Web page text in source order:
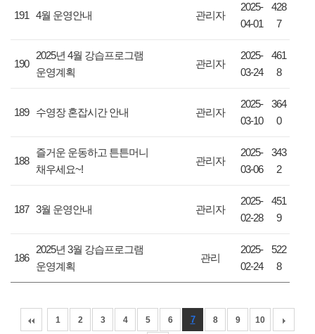
191 4월 운영안내 관리자
2025-
04-01
428
7
190
2025년 4월 강습프로그램
운영계획
관리자
2025-
03-24
461
8
189 수영장 혼잡시간 안내 관리자
2025-
03-10
364
0
188
즐거운 운동하고 튼튼머니
채우세요~!
관리자
2025-
03-06
343
2
187 3월 운영안내 관리자
2025-
02-28
451
9
186
2025년 3월 강습프로그램
운영계획
관리
2025-
02-24
522
8
1 2 3 4 5 6 7 8 9 10